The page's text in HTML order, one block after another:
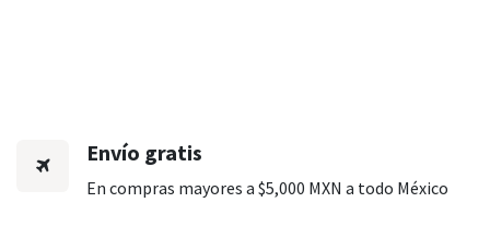
Envío gratis
En compras mayores a $5,000 MXN a todo México